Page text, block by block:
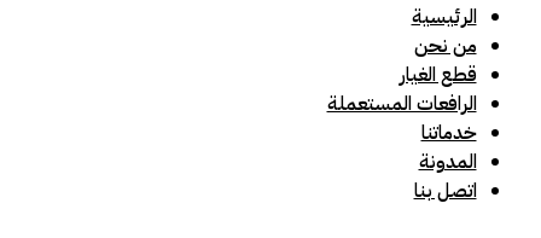
الرئيسية
من نحن
قطع الغيار
الرافعات المستعملة
خدماتنا
المدونة
اتصل بنا